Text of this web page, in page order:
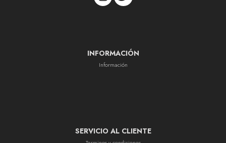
INFORMACIÓN
Información
SERVICIO AL CLIENTE